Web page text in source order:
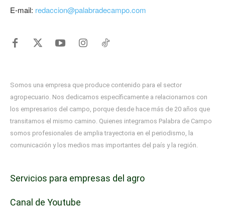
E-mail: redaccion@palabradecampo.com
Somos una empresa que produce contenido para el sector
agropecuario. Nos dedicamos específicamente a relacionarnos con
los empresarios del campo, porque desde hace más de 20 años que
transitamos el mismo camino. Quienes integramos Palabra de Campo
somos profesionales de amplia trayectoria en el periodismo, la
comunicación y los medios mas importantes del país y la región.
Servicios para empresas del agro
Canal de Youtube